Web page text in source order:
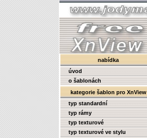
nabídka
úvod
o šablonách
kategorie šablon pro XnView
typ standardní
typ rámy
typ texturové
typ texturové ve stylu